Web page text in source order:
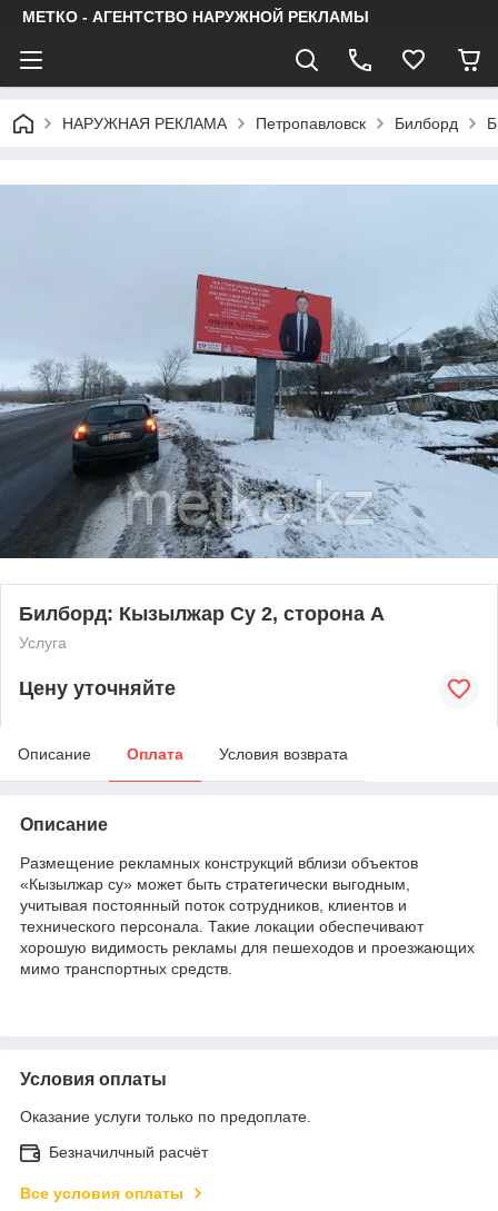
МЕТКО - АГЕНТСТВО НАРУЖНОЙ РЕКЛАМЫ
НАРУЖНАЯ РЕКЛАМА Петропавловск Билборд
Билборд: Кызылжар Су 2, сторона А
Услуга
Цену уточняйте
Описание Оплата Условия возврата
Описание
Размещение рекламных конструкций вблизи объектов
«Кызылжар су» может быть стратегически выгодным,
учитывая постоянный поток сотрудников, клиентов и
технического персонала. Такие локации обеспечивают
хорошую видимость рекламы для пешеходов и проезжающих
мимо транспортных средств.
Условия оплаты
Оказание услуги только по предоплате.
Безначилчный расчёт
Все условия оплаты